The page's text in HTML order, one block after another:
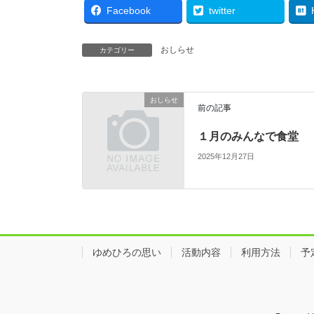
Facebook twitter
カテゴリー おしらせ
おしらせ
前の記事
１月のみんなで食堂
2025年12月27日
ゆめひろの思い 活動内容 利用方法 予